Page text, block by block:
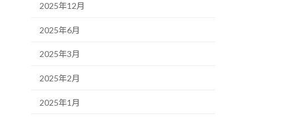
2025年12月
2025年6月
2025年3月
2025年2月
2025年1月